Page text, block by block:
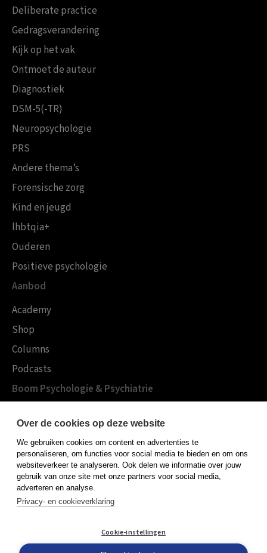
Deliberate practice
Gedragsverandering
Kijk op het vak
Ontmoet de auteur
Diagnostiek
DSM-5(-TR)
Neuropsychologie
PRS
Andere thema’s
Forensische zorg
Kind en jeugd
lhbtqia+
Ouderen
Positieve psychologie
Aanbod
Academy
Shop
Columns
Podcasts
Boom Psychologie & Psychiatrie
Publiceren bij Boom
Contact
Privacy policy
Over de cookies op deze website
We gebruiken cookies om content en advertenties te
personaliseren, om functies voor social media te bieden en om ons
websiteverkeer te analyseren. Ook delen we informatie over jouw
gebruik van onze site met onze partners voor social media,
adverteren en analyse.
Privacy- en cookieverklaring
Cookie-instellingen